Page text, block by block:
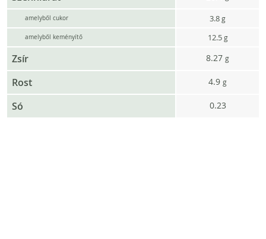
amelyből cukor 3.8g
amelyből keményítő 12.5g
Zsír 8.27 g
Rost 4.9 g
Só 0.23